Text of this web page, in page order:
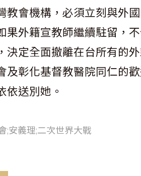
教會機構，必須立刻與外
果外籍宣教師繼續駐留，
決定全面撤離在台所有的
及彰化基督教醫院同仁的
依送別她。
;安義理;二次世界大戰